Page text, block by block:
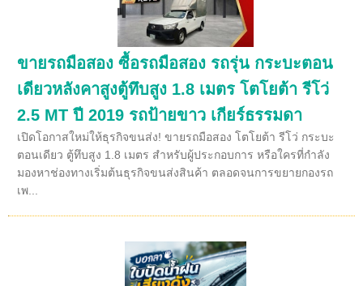
ขายรถมือสอง ซื้อรถมือสอง รถรุ่น กระบะตอน
เดียวหลังคาสูงตู้ทึบสูง 1.8 เมตร โตโยต้า รีโว่
2.5 MT ปี 2019 รถป้ายขาว เกียร์ธรรมดา
เปิดโอกาสใหม่ให้ธุรกิจขนส่ง! ขายรถมือสอง โตโยต้า รีโว่ กระบะ
ตอนเดียว ตู้ทึบสูง 1.8 เมตร สำหรับผู้ประกอบการ หรือใครที่กำลัง
มองหาช่องทางเริ่มต้นธุรกิจขนส่งสินค้า ตลอดจนการขยายกองรถ
เพ...